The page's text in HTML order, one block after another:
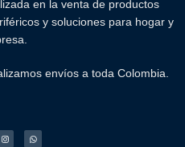
en la venta de productos
y soluciones para hogar y
envíos a toda Colombia.